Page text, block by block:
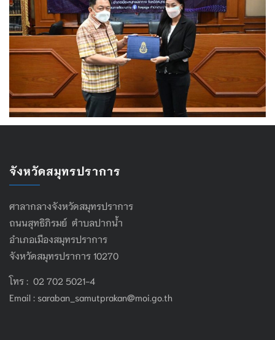
จังหวัดสมุทรปราการ
ศาลากลางจังหวัดสมุทรปราการ
ถนนสุทธิภิรมย์ ตำบลปากน้ำ
อำเภอเมืองสมุทรปราการ
จังหวัดสมุทรปราการ 10270
โทร : 02 702 5021-4
Email : saraban_samutprakan@moi.go.th